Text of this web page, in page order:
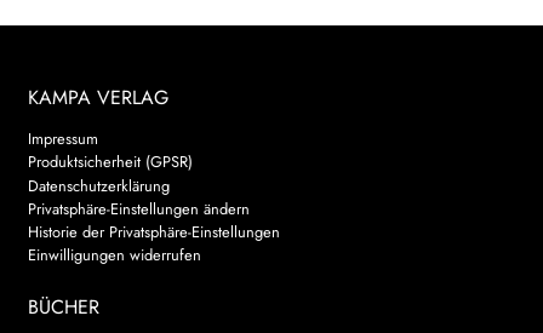
KAMPA VERLAG
Impressum
Produktsicherheit (GPSR)
Datenschutzerklärung
Privatsphäre-Einstellungen ändern
Historie der Privatsphäre-Einstellungen
Einwilligungen widerrufen
BÜCHER